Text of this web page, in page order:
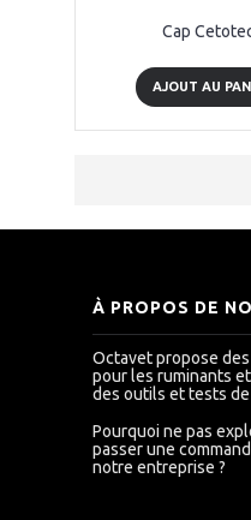
Cap
AJOUT AU
À PROPOS DE
Octavet propose
pour les ruminants
des outils et tests
Pourquoi ne pas
passer une
notre entreprise ?